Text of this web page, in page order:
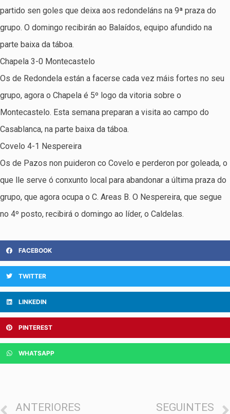
partido sen goles que deixa aos redondeláns na 9ª praza do
grupo. O domingo recibirán ao Balaídos, equipo afundido na
parte baixa da táboa.
Chapela 3-0 Montecastelo
Os de Redondela están a facerse cada vez máis fortes no seu
grupo, agora o Chapela é 5º logo da vitoria sobre o
Montecastelo. Esta semana preparan a visita ao campo do
Casablanca, na parte baixa da táboa.
Covelo 4-1 Nespereira
Os de Pazos non puideron co Covelo e perderon por goleada, o
que lle serve ó conxunto local para abandonar a última praza do
grupo, que agora ocupa o C. Areas B. O Nespereira, que segue
no 4º posto, recibirá o domingo ao líder, o Caldelas.
FACEBOOK
TWITTER
LINKEDIN
PINTEREST
WHATSAPP
ANTERIORES SEGUINTES